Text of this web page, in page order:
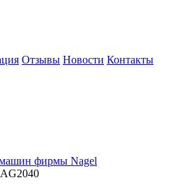
Отзывы Новости Контакты
машин фирмы Nagel